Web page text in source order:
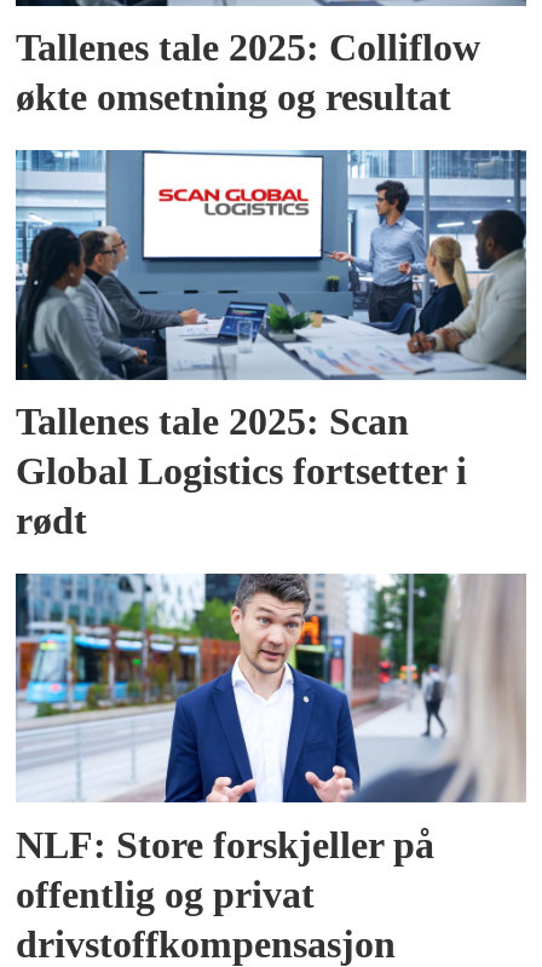
Tallenes tale 2025: Colliflow
økte omsetning og resultat
Tallenes tale 2025: Scan
Global Logistics fortsetter i
rødt
NLF: Store forskjeller på
offentlig og privat
drivstoffkompensasjon